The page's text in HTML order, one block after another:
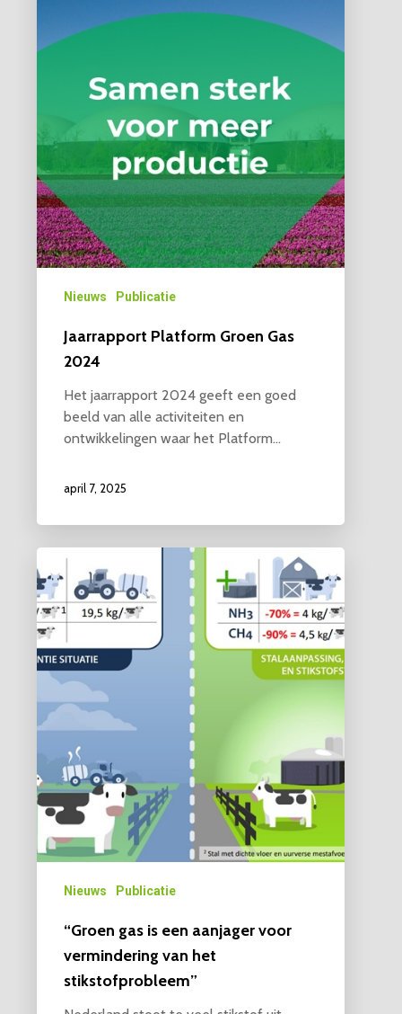
Nieuws Publicatie
Jaarrapport Platform Groen Gas
2024
Het jaarrapport 2024 geeft een goed
beeld van alle activiteiten en
ontwikkelingen waar het Platform…
april 7, 2025
Nieuws Publicatie
“Groen gas is een aanjager voor
vermindering van het
stikstofprobleem”